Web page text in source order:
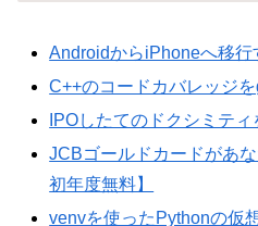
AndroidからiPhoneへ移行
C++のコードカバレッジ
IPOしたてのドクシミテ
JCBゴールドカードがあ
初年度無料】
venvを使ったPythonの仮